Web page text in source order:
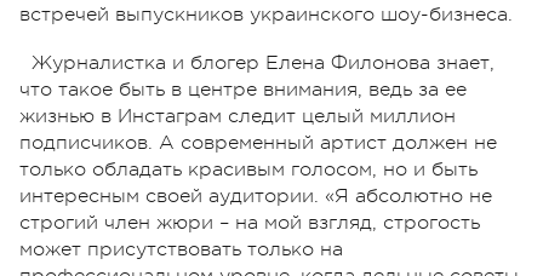
встречей выпускников украинского шоу-бизнеса.
Журналистка и блогер Елена Филонова знает,
что такое быть в центре внимания, ведь за ее
жизнью в Инстаграм следит целый миллион
подписчиков. А современный артист должен не
только обладать красивым голосом, но и быть
интересным своей аудитории. «Я абсолютно не
строгий член жюри – на мой взгляд, строгость
может присутствовать только на